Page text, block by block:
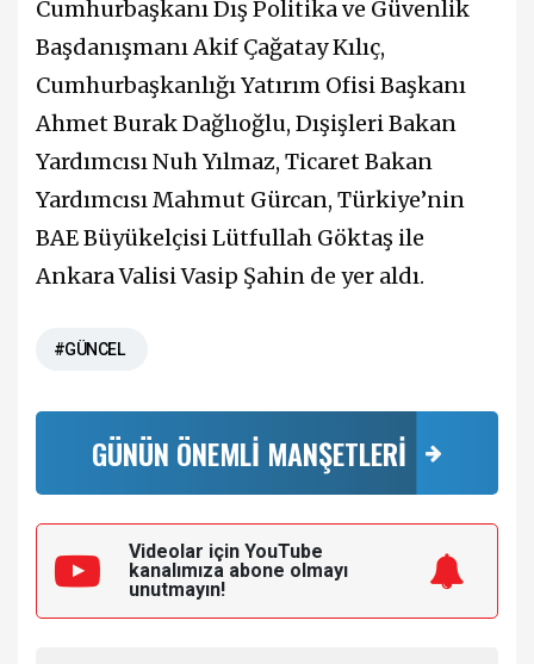
Cumhurbaşkanı Dış Politika ve Güvenlik
Başdanışmanı Akif Çağatay Kılıç,
Cumhurbaşkanlığı Yatırım Ofisi Başkanı
Ahmet Burak Dağlıoğlu, Dışişleri Bakan
Yardımcısı Nuh Yılmaz, Ticaret Bakan
Yardımcısı Mahmut Gürcan, Türkiye’nin
BAE Büyükelçisi Lütfullah Göktaş ile
Ankara Valisi Vasip Şahin de yer aldı.
#GÜNCEL
GÜNÜN ÖNEMLİ MANŞETLERİ
Videolar için YouTube
kanalımıza abone olmayı
unutmayın!